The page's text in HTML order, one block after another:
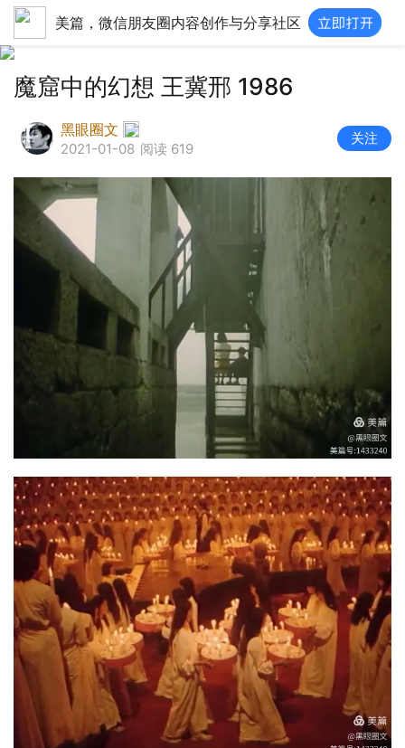
美篇，微信朋友圈内容创作与分享社区
魔窟中的幻想 王冀邢 1986
黑眼圈文
2021-01-08 阅读 619
关注